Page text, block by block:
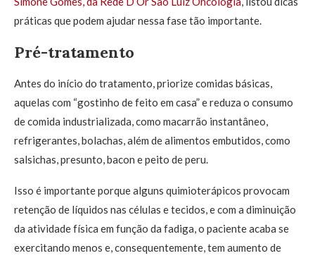
práticas que podem ajudar nessa fase tão importante.
Pré-tratamento
Antes do início do tratamento, priorize comidas básicas,
aquelas com “gostinho de feito em casa” e reduza o consumo
de comida industrializada, como macarrão instantâneo,
refrigerantes, bolachas, além de alimentos embutidos, como
salsichas, presunto, bacon e peito de peru.
Isso é importante porque alguns quimioterápicos provocam
retenção de líquidos nas células e tecidos, e com a diminuição
da atividade física em função da fadiga, o paciente acaba se
exercitando menos e, consequentemente, tem aumento de